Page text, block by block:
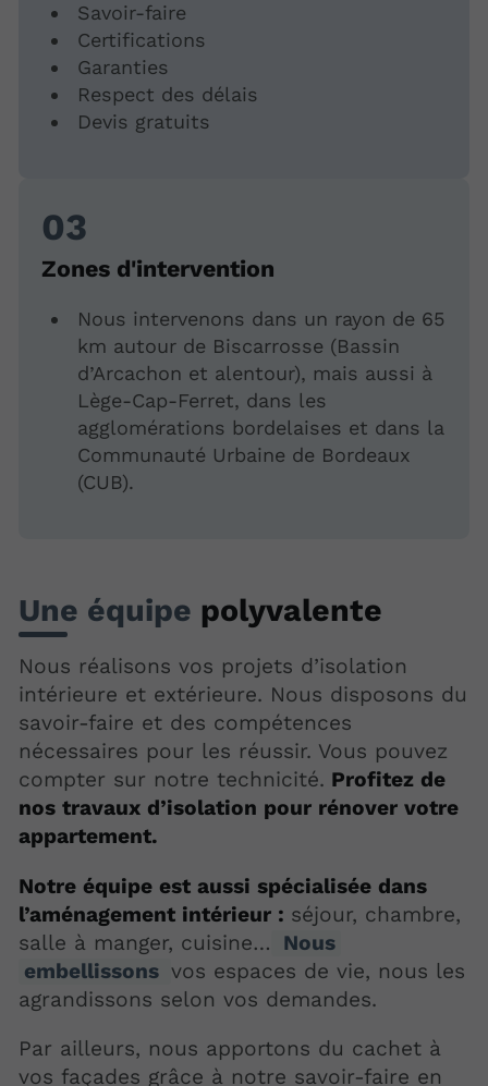
Savoir-faire
Certifications
Garanties
Respect des délais
Devis gratuits
Zones d'intervention
Nous intervenons dans un rayon de 65
km autour de Biscarrosse (Bassin
d’Arcachon et alentour), mais aussi à
Lège-Cap-Ferret, dans les
agglomérations bordelaises et dans la
Communauté Urbaine de Bordeaux
(CUB).
Une équipe polyvalente
Nous réalisons vos projets d’isolation
intérieure et extérieure. Nous disposons du
savoir-faire et des compétences
nécessaires pour les réussir. Vous pouvez
compter sur notre technicité. Profitez de
nos travaux d’isolation pour rénover votre
appartement.
Notre équipe est aussi spécialisée dans
l’aménagement intérieur : séjour, chambre,
salle à manger, cuisine…
Nous
embellissons vos espaces de vie, nous les
agrandissons selon vos demandes.
Par ailleurs, nous apportons du cachet à
vos façades grâce à notre savoir-faire en